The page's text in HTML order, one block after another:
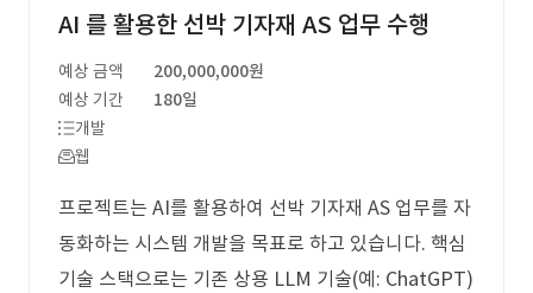
AI 를 활용한 선박 기자재 AS 업무 수행
예상 금액
200,000,000원
예상 기간
180일
개발
웹
프로젝트는 AI를 활용하여 선박 기자재 AS 업무를 자
동화하는 시스템 개발을 목표로 하고 있습니다. 핵심
기술 스택으로는 기존 상용 LLM 기술(예: ChatGPT)